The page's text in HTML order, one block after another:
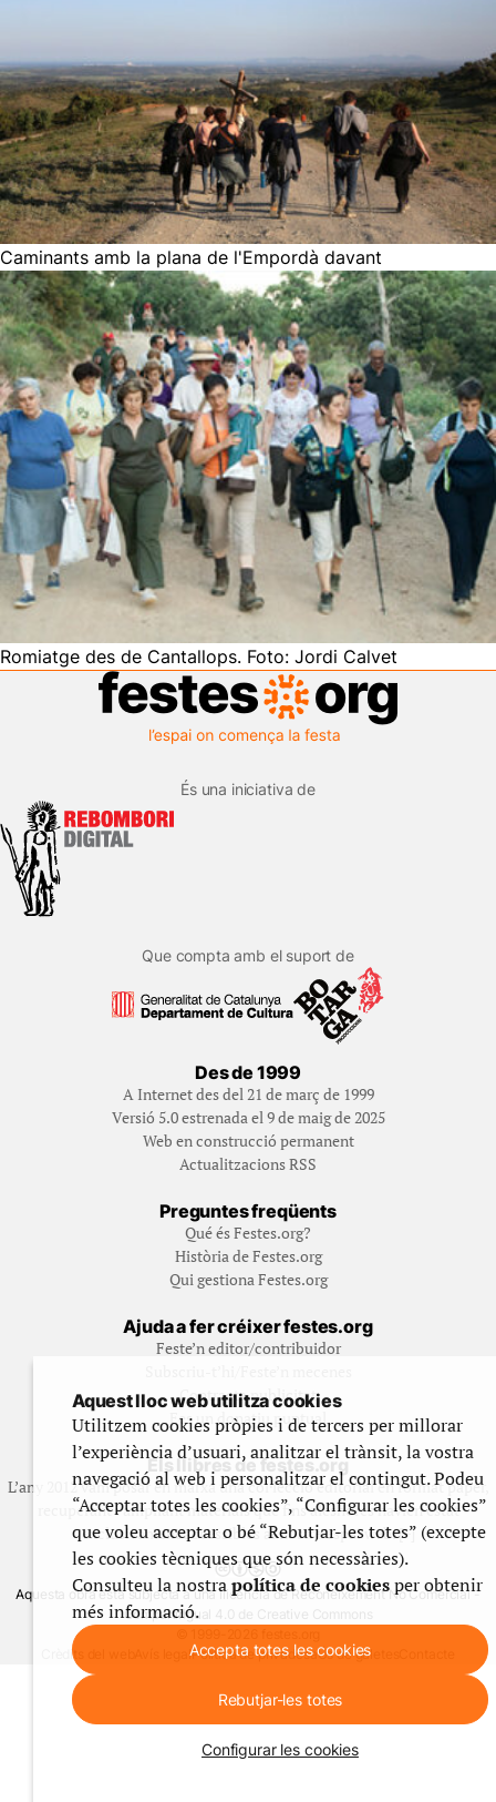
Caminants amb la plana de l'Empordà davant
Romiatge des de Cantallops. Foto: Jordi Calvet
És una iniciativa de
Que compta amb el suport de
Des de 1999
A Internet des del 21 de març de 1999
Versió 5.0 estrenada el 9 de maig de 2025
Web en construcció permanent
Actualitzacions RSS
Preguntes freqüents
Qué és Festes.org?
Història de Festes.org
Qui gestiona Festes.org
Ajuda a fer créixer festes.org
Feste’n editor/contribuidor
Contracta publicitat
Fes un donatiu puntual
Els llibres de festes.org
L’any 2012 vam posar en marxa una col·lecció editorial en format paper,
recuperant i ampliant materials que fins aleshores havien estat
exclusivament accessibles al nostre espai web. [+]
Aquesta obra està subjecta a una llicència de Reconeixement No Comercial -
CompartirIgual 4.0 de Creative Commons
Crèdits del web
Avís legalPolítica de privadesaÚs de galetes
Aquest lloc web utilitza cookies
Utilitzem cookies pròpies i de tercers per millorar
l’experiència d’usuari, analitzar el trànsit, la vostra
navegació al web i personalitzar el contingut. Podeu
“Acceptar totes les cookies”, “Configurar les cookies”
que voleu acceptar o bé “Rebutjar-les totes” (excepte
les cookies tècniques que són necessàries).
Consulteu la nostrapolítica de cookiesper obtenir
més informació.
Accepta totes les cookies
Rebutjar-les totes
Configurar les cookies